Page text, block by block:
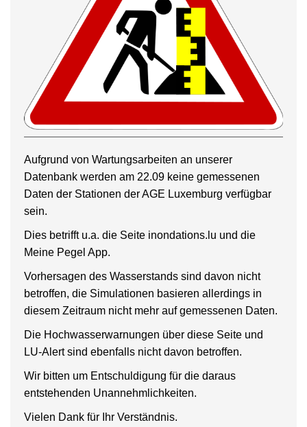
Aufgrund von Wartungsarbeiten an unserer
Datenbank werden am 22.09 keine gemessenen
Daten der Stationen der AGE Luxemburg verfügbar
sein.
Dies betrifft u.a. die Seite inondations.lu und die
Meine Pegel App.
Vorhersagen des Wasserstands sind davon nicht
betroffen, die Simulationen basieren allerdings in
diesem Zeitraum nicht mehr auf gemessenen Daten.
Die Hochwasserwarnungen über diese Seite und
LU-Alert sind ebenfalls nicht davon betroffen.
Wir bitten um Entschuldigung für die daraus
entstehenden Unannehmlichkeiten.
Vielen Dank für Ihr Verständnis.